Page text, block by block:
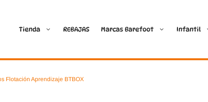
Tienda REBAJAS Marcas Barefoot
Ballop
Infantil
Flotación Aprendizaje BTBOX